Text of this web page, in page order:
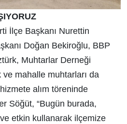
İlçe Başkanı Nurettin
Doğan Bekiroğlu, BBP
Muhtarlar Derneği
ve mahalle muhtarları da
alım töreninde
Söğüt, “Bugün burada,
ve etkin kullanarak ilçemize